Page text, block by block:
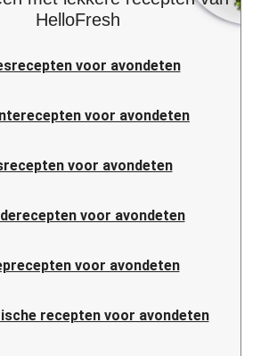
HelloFresh
voor avondeten
voor avondeten
voor avondeten
voor avondeten
voor avondeten
recepten voor avondeten